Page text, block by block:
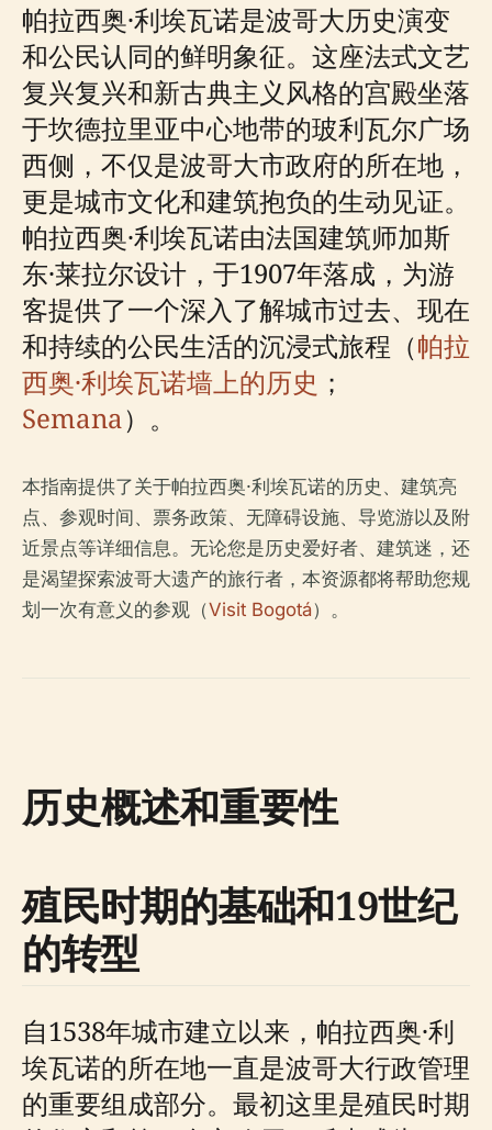
帕拉西奥·利埃瓦诺是波哥大历史演变
和公民认同的鲜明象征。这座法式文艺
复兴复兴和新古典主义风格的宫殿坐落
于坎德拉里亚中心地带的玻利瓦尔广场
西侧，不仅是波哥大市政府的所在地，
更是城市文化和建筑抱负的生动见证。
帕拉西奥·利埃瓦诺由法国建筑师加斯
东·莱拉尔设计，于1907年落成，为游
客提供了一个深入了解城市过去、现在
和持续的公民生活的沉浸式旅程（帕拉
西奥·利埃瓦诺墙上的历史 ；
Semana）。
本指南提供了关于帕拉西奥·利埃瓦诺的历史、建筑亮
点、参观时间、票务政策、无障碍设施、导览游以及附
近景点等详细信息。无论您是历史爱好者、建筑迷，还
是渴望探索波哥大遗产的旅行者，本资源都将帮助您规
划一次有意义的参观（Visit Bogotá）。
历史概述和重要性
殖民时期的基础和19世纪
的转型
自1538年城市建立以来，帕拉西奥·利
埃瓦诺的所在地一直是波哥大行政管理
的重要组成部分。最初这里是殖民时期